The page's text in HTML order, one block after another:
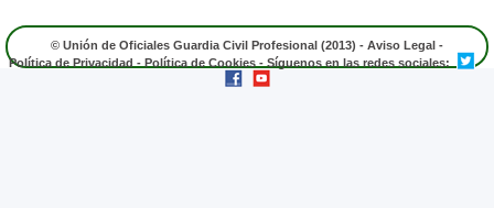
© Unión de Oficiales Guardia Civil Profesional (2013) - Aviso Legal -
Política de Privacidad - Política de Cookies - Síguenos en las redes sociales: